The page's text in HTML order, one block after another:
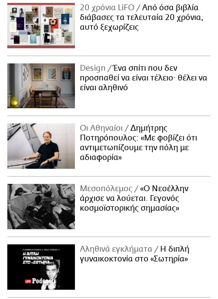
20 χρόνια LiFO
Από όσα βιβλία
διάβασες τα τελευταία 20 χρόνια,
αυτό ξεχωρίζεις
Design
Ένα σπίτι που δεν
προσπαθεί να είναι τέλειο· θέλει να
είναι αληθινό
Οι Αθηναίοι
Δημήτρης
Ποτηρόπουλος: «Με φοβίζει ότι
αντιμετωπίζουμε την πόλη με
αδιαφορία»
Μεσοπόλεμος
«Ο Νεοέλλην
άρχισε να λούεται. Γεγονός
κοσμοϊστορικής σημασίας»
Αληθινά εγκλήματα
Η διπλή
γυναικοκτονία στο «Σωτηρία»